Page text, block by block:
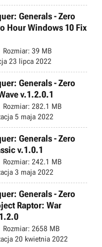
Generals - Zero
Hour Windows 10 Fix
Rozmiar: 39 MB
23 lipca 2022
Generals - Zero
v.1.2.0.1
Rozmiar: 282.1 MB
5 maja 2022
Generals - Zero
v.1.0.1
Rozmiar: 242.1 MB
3 maja 2022
Generals - Zero
Raptor: War
Rozmiar: 2658 MB
20 kwietnia 2022